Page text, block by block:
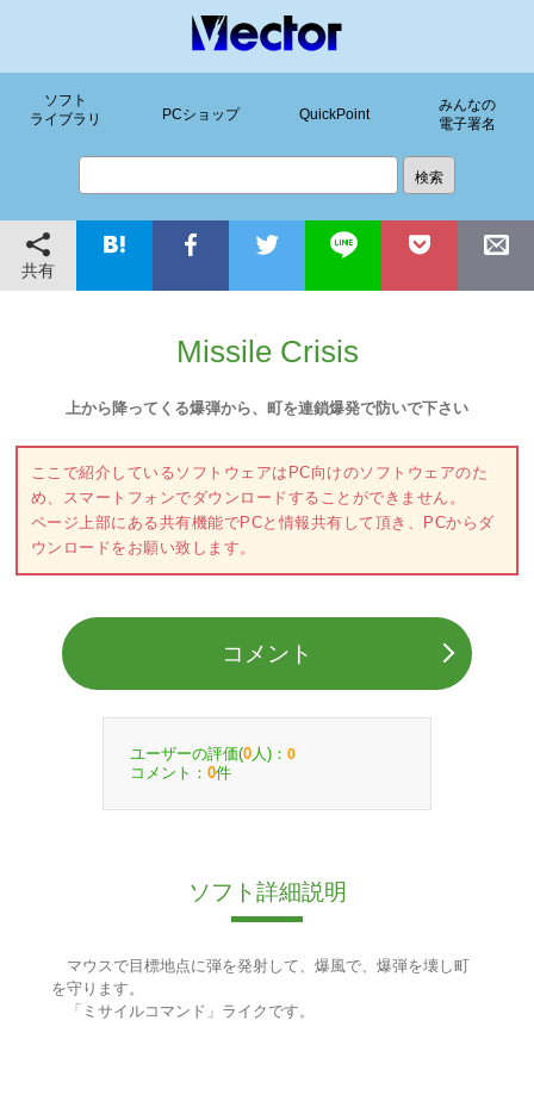
ソフト
ライブラリ
PCショップ QuickPoint
みんなの
電子署名
共有
Missile Crisis
上から降ってくる爆弾から、町を連鎖爆発で防いで下さい
ここで紹介しているソフトウェアはPC向けのソフトウェアのた
め、スマートフォンでダウンロードすることができません。
ページ上部にある共有機能でPCと情報共有して頂き、PCからダ
ウンロードをお願い致します。
コメント
ユーザーの評価(0 人)： 0
コメント： 0件
ソフト詳細説明
マウスで目標地点に弾を発射して、爆風で、爆弾を壊し町
を守ります。
「ミサイルコマンド」ライクです。